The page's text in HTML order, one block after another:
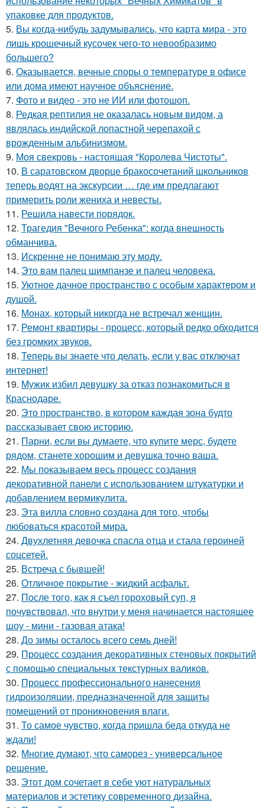
упаковке для продуктов.
5. Вы когда-нибудь задумывались, что карта мира - это
лишь крошечный кусочек чего-то невообразимо
большего?
6. Оказывается, вечные споры о температуре в офисе
или дома имеют научное объяснение.
7. Фото и видео - это не ИИ или фотошоп.
8. Редкая рептилия не оказалась новым видом, а
являлась индийской лопастной черепахой с
врожденным альбинизмом.
9. Моя свекровь - настоящая "Королева Чистоты".
10. В саратовском дворце бракосочетаний школьников
теперь водят на экскурсии … где им предлагают
примерить роли жениха и невесты.
11. Решила навести порядок.
12. Трагедия "Вечного Ребенка": когда внешность
обманчива.
13. Искренне не понимаю эту моду.
14. Это вам палец шимпанзе и палец человека.
15. Уютное дачное пространство с особым характером и
душой.
16. Монах, который никогда не встречал женщин.
17. Ремонт квартиры - процесс, который редко обходится
без громких звуков.
18. Теперь вы знаете что делать, если у вас отключат
интернет!
19. Мужик избил девушку за отказ познакомиться в
Краснодаре.
20. Это пространство, в котором каждая зона будто
рассказывает свою историю.
21. Парни, если вы думаете, что купите мерс, будете
рядом, станете хорошим и девушка точно ваша.
22. Мы показываем весь процесс создания
декоративной панели с использованием штукатурки и
добавлением вермикулита.
23. Эта вилла словно создана для того, чтобы
любоваться красотой мира.
24. Двухлетняя девочка спасла отца и стала героиней
соцсетей.
25. Встреча с бывшей!
26. Отличное покрытие - жидкий асфальт.
27. После того, как я съел гороховый суп, я
почувствовал, что внутри у меня начинается настоящее
шоу - мини - газовая атака!
28. До зимы осталось всего семь дней!
29. Процесс создания декоративных стеновых покрытий
с помощью специальных текстурных валиков.
30. Процесс профессионального нанесения
гидроизоляции, предназначенной для защиты
помещений от проникновения влаги.
31. То самое чувство, когда пришла беда откуда не
ждали!
32. Многие думают, что саморез - универсальное
решение.
33. Этот дом сочетает в себе уют натуральных
материалов и эстетику современного дизайна.